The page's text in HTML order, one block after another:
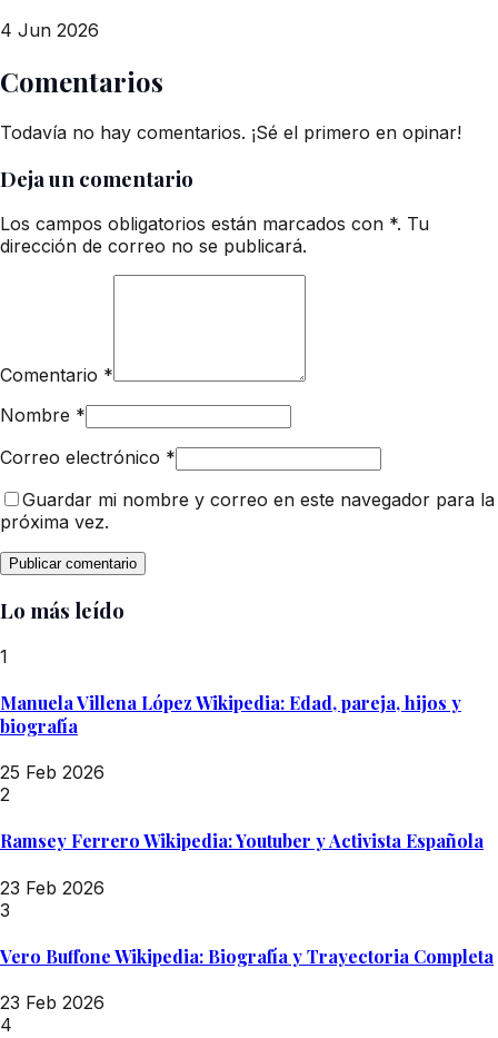
4 Jun 2026
Comentarios
Todavía no hay comentarios. ¡Sé el primero en opinar!
Deja un comentario
Los campos obligatorios están marcados con *. Tu
dirección de correo no se publicará.
Comentario *
Nombre *
Correo electrónico *
Guardar mi nombre y correo en este navegador para la
próxima vez.
Lo más leído
1
Manuela Villena López Wikipedia: Edad, pareja, hijos y
biografía
25 Feb 2026
2
Ramsey Ferrero Wikipedia: Youtuber y Activista Española
23 Feb 2026
3
Vero Buffone Wikipedia: Biografía y Trayectoria Completa
23 Feb 2026
4